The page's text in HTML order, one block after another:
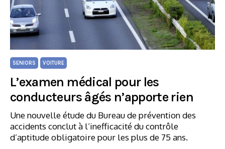
SENIORS VOITURE
L’examen médical pour les
conducteurs âgés n’apporte rien
Une nouvelle étude du Bureau de prévention des
accidents conclut à l’inefficacité du contrôle
d’aptitude obligatoire pour les plus de 75 ans.